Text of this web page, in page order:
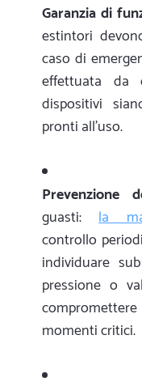
Garanzia di
estintori
caso di
effettuata da
dispositivi
pronti all'uso.
Prevenzione
guasti:la
controllo
individuare
pressione o
momenti critici.